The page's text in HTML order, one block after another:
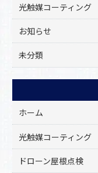
光触媒コーティング
お知らせ
未分類
ホーム
光触媒コーティング
ドローン屋根点検